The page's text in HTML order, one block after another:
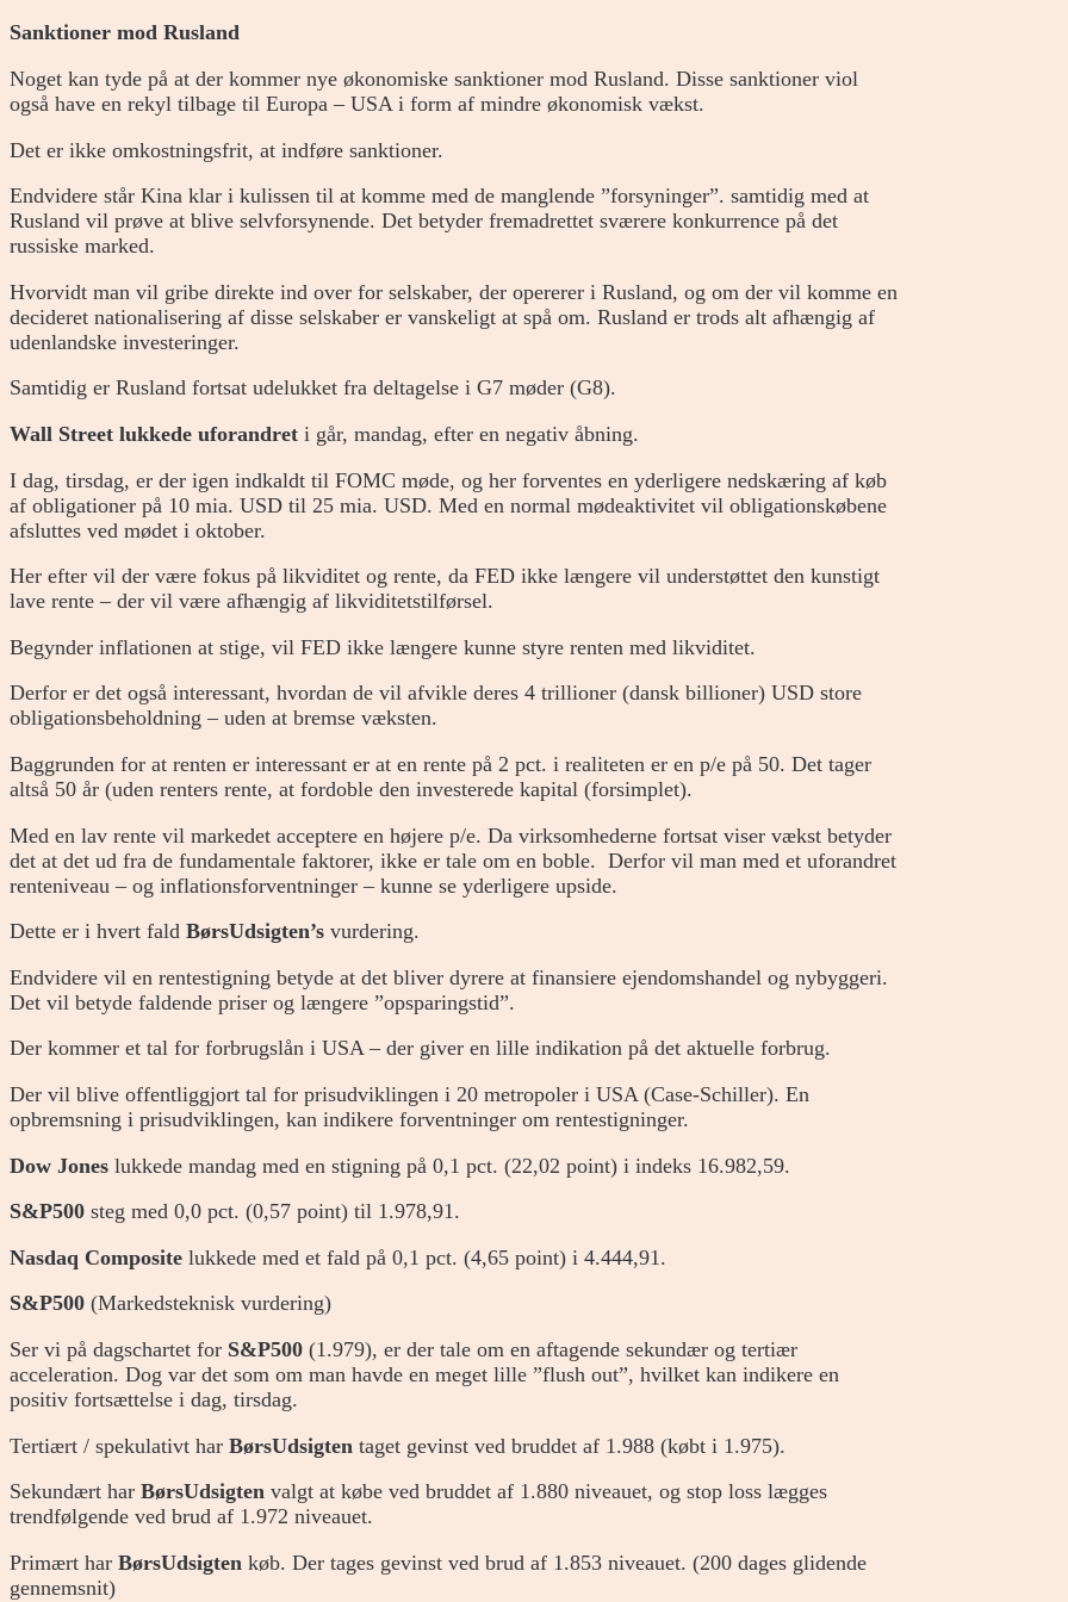
Sanktioner mod Rusland
Noget kan tyde på at der kommer nye økonomiske sanktioner mod Rusland. Disse sanktioner viol
også have en rekyl tilbage til Europa – USA i form af mindre økonomisk vækst.
Det er ikke omkostningsfrit, at indføre sanktioner.
Endvidere står Kina klar i kulissen til at komme med de manglende ”forsyninger”. samtidig med at
Rusland vil prøve at blive selvforsynende. Det betyder fremadrettet sværere konkurrence på det
russiske marked.
Hvorvidt man vil gribe direkte ind over for selskaber, der opererer i Rusland, og om der vil komme en
decideret nationalisering af disse selskaber er vanskeligt at spå om. Rusland er trods alt afhængig af
udenlandske investeringer.
Samtidig er Rusland fortsat udelukket fra deltagelse i G7 møder (G8).
Wall Street lukkede uforandret i går, mandag, efter en negativ åbning.
I dag, tirsdag, er der igen indkaldt til FOMC møde, og her forventes en yderligere nedskæring af køb
af obligationer på 10 mia. USD til 25 mia. USD. Med en normal mødeaktivitet vil obligationskøbene
afsluttes ved mødet i oktober.
Her efter vil der være fokus på likviditet og rente, da FED ikke længere vil understøttet den kunstigt
lave rente – der vil være afhængig af likviditetstilførsel.
Begynder inflationen at stige, vil FED ikke længere kunne styre renten med likviditet.
Derfor er det også interessant, hvordan de vil afvikle deres 4 trillioner (dansk billioner) USD store
obligationsbeholdning – uden at bremse væksten.
Baggrunden for at renten er interessant er at en rente på 2 pct. i realiteten er en p/e på 50. Det tager
altså 50 år (uden renters rente, at fordoble den investerede kapital (forsimplet).
Med en lav rente vil markedet acceptere en højere p/e. Da virksomhederne fortsat viser vækst betyder
det at det ud fra de fundamentale faktorer, ikke er tale om en boble. Derfor vil man med et uforandret
renteniveau – og inflationsforventninger – kunne se yderligere upside.
Dette er i hvert fald BørsUdsigten’s vurdering.
Endvidere vil en rentestigning betyde at det bliver dyrere at finansiere ejendomshandel og nybyggeri.
Det vil betyde faldende priser og længere ”opsparingstid”.
Der kommer et tal for forbrugslån i USA – der giver en lille indikation på det aktuelle forbrug.
Der vil blive offentliggjort tal for prisudviklingen i 20 metropoler i USA (Case-Schiller). En
opbremsning i prisudviklingen, kan indikere forventninger om rentestigninger.
Dow Jones lukkede mandag med en stigning på 0,1 pct. (22,02 point) i indeks 16.982,59.
S&P500 steg med 0,0 pct. (0,57 point) til 1.978,91.
Nasdaq Composite lukkede med et fald på 0,1 pct. (4,65 point) i 4.444,91.
S&P500 (Markedsteknisk vurdering)
Ser vi på dagschartet for S&P500 (1.979), er der tale om en aftagende sekundær og tertiær
acceleration. Dog var det som om man havde en meget lille ”flush out”, hvilket kan indikere en
positiv fortsættelse i dag, tirsdag.
Tertiært / spekulativt har BørsUdsigten taget gevinst ved bruddet af 1.988 (købt i 1.975).
Sekundært har BørsUdsigten valgt at købe ved bruddet af 1.880 niveauet, og stop loss lægges
trendfølgende ved brud af 1.972 niveauet.
Primært har BørsUdsigten køb. Der tages gevinst ved brud af 1.853 niveauet. (200 dages glidende
gennemsnit)